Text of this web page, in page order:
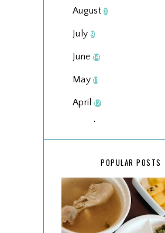
August3
July 9
June 14
May11
April 12
March
2025134
December15
POPULAR POSTS